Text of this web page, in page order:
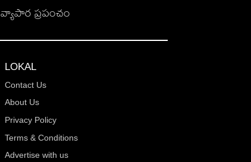
వ్యాపార ప్రపంచం
LOKAL
Contact Us
About Us
Privacy Policy
Terms & Conditions
Advertise with us